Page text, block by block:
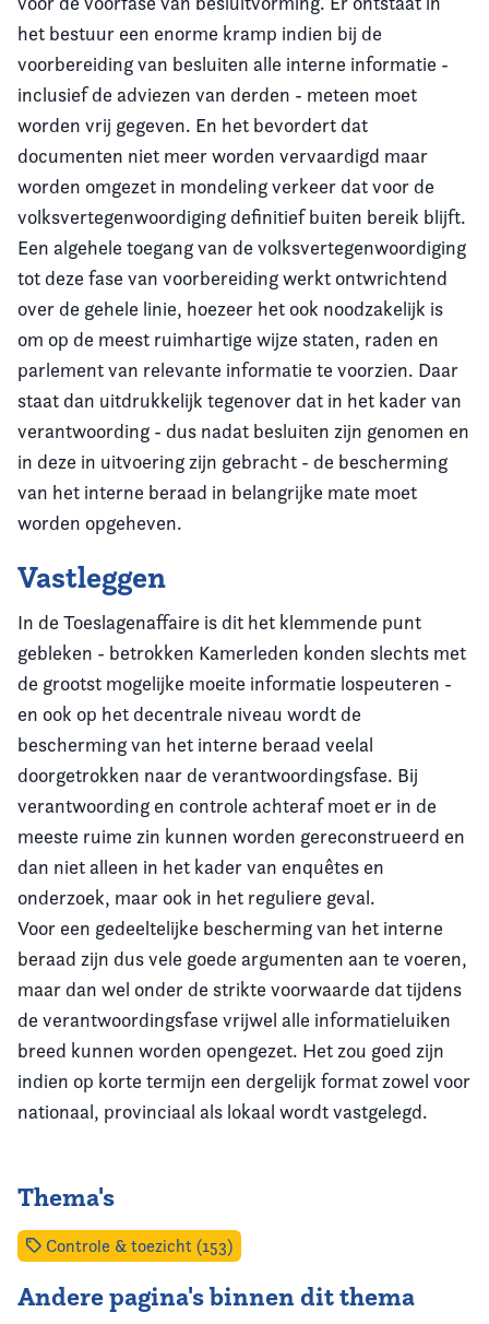
het bestuur een enorme kramp indien bij de
voorbereiding van besluiten alle interne informatie -
inclusief de adviezen van derden - meteen moet
worden vrij gegeven. En het bevordert dat
documenten niet meer worden vervaardigd maar
worden omgezet in mondeling verkeer dat voor de
volksvertegenwoordiging definitief buiten bereik blijft.
Een algehele toegang van de volksvertegenwoordiging
tot deze fase van voorbereiding werkt ontwrichtend
over de gehele linie, hoezeer het ook noodzakelijk is
om op de meest ruimhartige wijze staten, raden en
parlement van relevante informatie te voorzien. Daar
staat dan uitdrukkelijk tegenover dat in het kader van
verantwoording - dus nadat besluiten zijn genomen en
in deze in uitvoering zijn gebracht - de bescherming
van het interne beraad in belangrijke mate moet
worden opgeheven.
Vastleggen
In de Toeslagenaffaire is dit het klemmende punt
gebleken - betrokken Kamerleden konden slechts met
de grootst mogelijke moeite informatie lospeuteren -
en ook op het decentrale niveau wordt de
bescherming van het interne beraad veelal
doorgetrokken naar de verantwoordingsfase. Bij
verantwoording en controle achteraf moet er in de
meeste ruime zin kunnen worden gereconstrueerd en
dan niet alleen in het kader van enquêtes en
onderzoek, maar ook in het reguliere geval.
Voor een gedeeltelijke bescherming van het interne
beraad zijn dus vele goede argumenten aan te voeren,
maar dan wel onder de strikte voorwaarde dat tijdens
de verantwoordingsfase vrijwel alle informatieluiken
breed kunnen worden opengezet. Het zou goed zijn
indien op korte termijn een dergelijk format zowel voor
nationaal, provinciaal als lokaal wordt vastgelegd.
Thema's
Controle & toezicht (153)
Andere pagina's binnen dit thema